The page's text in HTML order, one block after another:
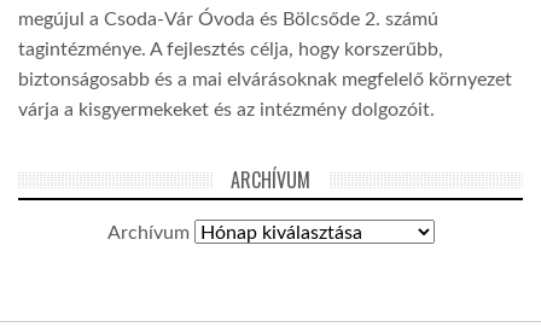
megújul a Csoda-Vár Óvoda és Bölcsőde 2. számú
tagintézménye. A fejlesztés célja, hogy korszerűbb,
biztonságosabb és a mai elvárásoknak megfelelő környezet
várja a kisgyermekeket és az intézmény dolgozóit.
ARCHÍVUM
Archívum